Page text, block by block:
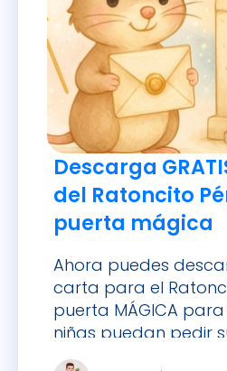
Descarga
del Ratoncito
puerta mágica
Ahora puedes
carta para el
puerta MÁGICA para
niñas puedan pedir
caerse su diente.
Dr Andrés Rubio